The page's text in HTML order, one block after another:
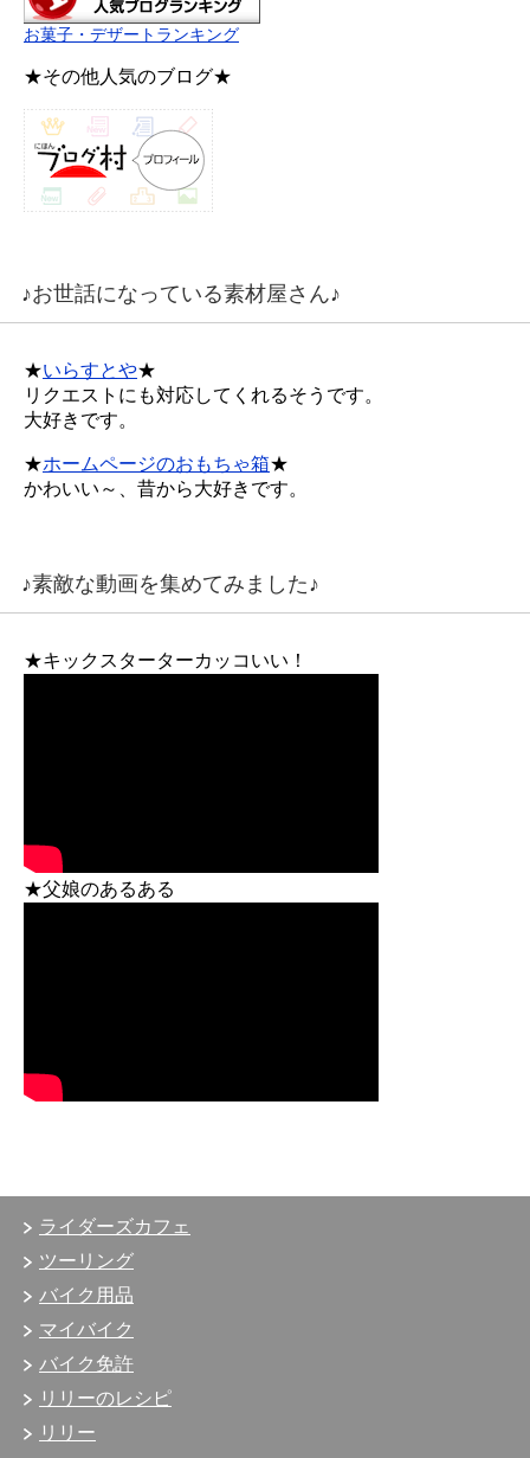
お菓子・デザートランキング
★その他人気のブログ★
♪お世話になっている素材屋さん♪
★いらすとや★
リクエストにも対応してくれるそうです。
大好きです。
★ホームページのおもちゃ箱★
かわいい～、昔から大好きです。
♪素敵な動画を集めてみました♪
★キックスターターカッコいい！
★父娘のあるある
ライダーズカフェ
ツーリング
バイク用品
マイバイク
バイク免許
リリーのレシピ
リリー